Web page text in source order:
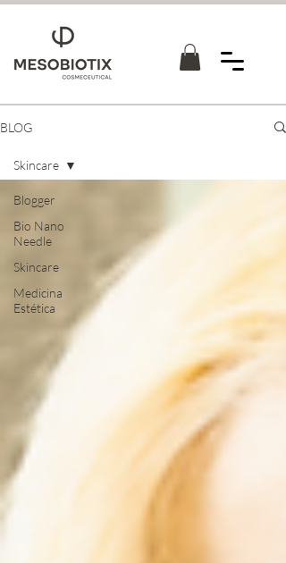
BLOG
Blogger
Bio Nano
Needle
Skincare
Medicina
Estética
Skincare